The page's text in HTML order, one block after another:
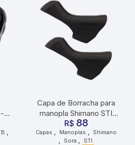
,
Capa de Borracha para
manopla Shimano STI
SORA ST-3000/STR-
R200 Dir/Esq
R$ 88
Capas , Manoplas , Shimano
, Sora , STI